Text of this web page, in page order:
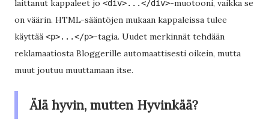
laittanut kappaleet jo <div>...</div>-muotooni, vaikka se
on väärin. HTML-sääntöjen mukaan kappaleissa tulee
käyttää <p>...</p>-tagia. Uudet merkinnät tehdään
reklamaatiosta Bloggerille automaattisesti oikein, mutta
muut joutuu muuttamaan itse.
Älä hyvin, mutten Hyvinkää?